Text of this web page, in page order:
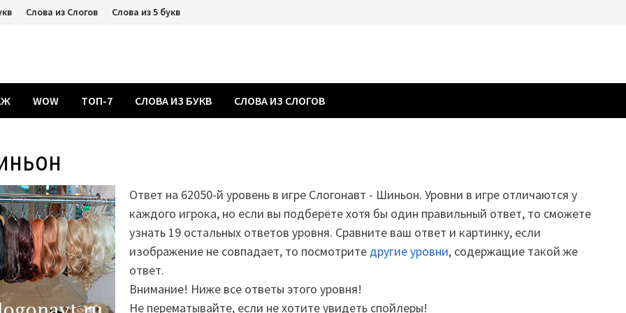
Слова из Слогов Слова из 5 букв
WOW ТОП-7 СЛОВА ИЗ БУКВ СЛОВА ИЗ СЛОГОВ
Ответ на 62050-й уровень в игре Слогонавт - Шиньон. Уровни в игре отличаются у
каждого игрока, но если вы подберёте хотя бы один правильный ответ, то сможете
узнать 19 остальных ответов уровня. Сравните ваш ответ и картинку, если
изображение не совпадает, то посмотрите другие уровни, содержащие такой же
ответ.
Внимание! Ниже все ответы этого уровня!
Не перематывайте, если не хотите увидеть спойлеры!